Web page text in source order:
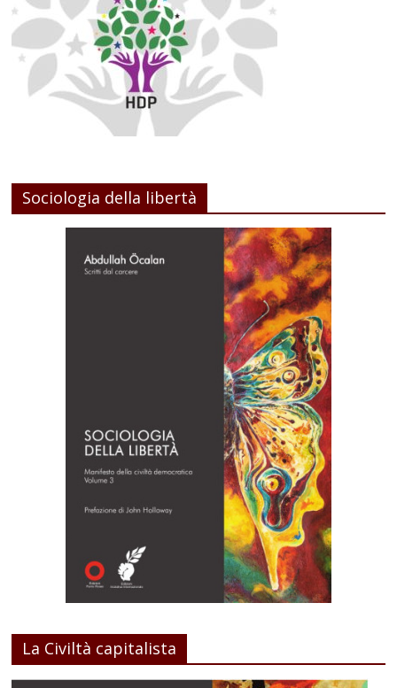
Sociologia della libertà
La Civiltà capitalista